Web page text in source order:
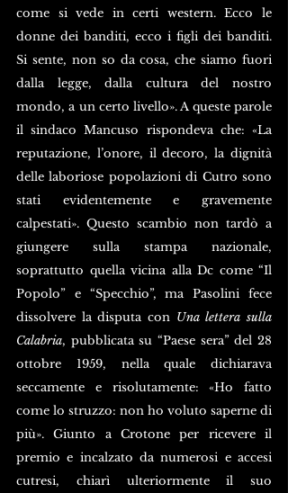
come si vede in certi western. Ecco le
donne dei banditi, ecco i figli dei banditi.
Si sente, non so da cosa, che siamo fuori
dalla legge, dalla cultura del nostro
mondo, a un certo livello». A queste parole
il sindaco Mancuso rispondeva che: «La
reputazione, l’onore, il decoro, la dignità
delle laboriose popolazioni di Cutro sono
stati evidentemente e gravemente
calpestati». Questo scambio non tardò a
giungere sulla stampa nazionale,
soprattutto quella vicina alla Dc come “Il
Popolo” e “Specchio”, ma Pasolini fece
dissolvere la disputa con Una lettera sulla
Calabria, pubblicata su “Paese sera” del 28
ottobre 1959, nella quale dichiarava
seccamente e risolutamente: «Ho fatto
come lo struzzo: non ho voluto saperne di
più». Giunto a Crotone per ricevere il
premio e incalzato da numerosi e accesi
cutresi, chiarì ulteriormente il suo